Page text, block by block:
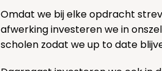
Omdat we bij elke opdracht
afwerking investeren we in
scholen zodat we up to date